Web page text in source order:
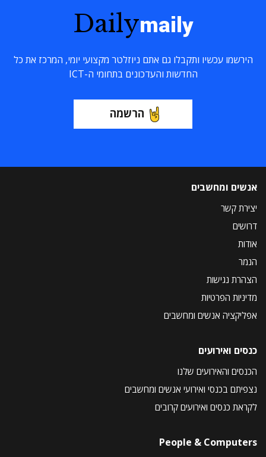
Dailymaily
הירשמו עכשיו ותקבלו גם אתם ניוזלטר מקצועי יומי, המרכז את כל
החדשות והעדכונים בתחומי ה-ICT
הרשמה
אנשים ומחשבים
יצירת קשר
דרושים
אודות
הנמר
הצהרת נגישות
מדיניות הפרטיות
אפליקציה אנשים ומחשבים
כנסים ואירועים
הכנסים והאירועים שלנו
נצפיתם בכנסי ואירועי אנשים ומחשבים
לקראת כנסים ואירועים קרובים
People & Computers